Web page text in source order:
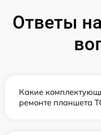
Ответы
Какие
ремонте планшета